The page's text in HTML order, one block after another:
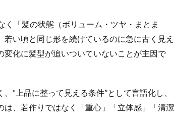
「髪の状態（ボリューム・ツヤ・まとま
い頃と同じ形を続けているのに急に古く見え
化に髪型が追いついていないことが主因で
“上品に整って見える条件”として言語化し、
、若作りではなく「重心」「立体感」「清潔